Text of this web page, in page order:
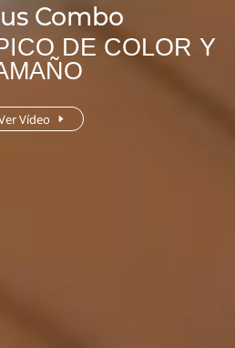
Combo
DE COLOR Y
Vídeo